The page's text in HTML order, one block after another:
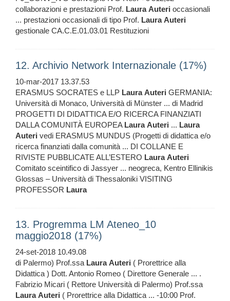
collaborazioni e prestazioni Prof. Laura Auteri occasionali
... prestazioni occasionali di tipo Prof. Laura Auteri
gestionale CA.C.E.01.03.01 Restituzioni
12. Archivio Network Internazionale (17%)
10-mar-2017 13.37.53
ERASMUS SOCRATES e LLP Laura Auteri GERMANIA:
Università di Monaco, Università di Münster ... di Madrid
PROGETTI DI DIDATTICA E/O RICERCA FINANZIATI
DALLA COMUNITÀ EUROPEA Laura Auteri ... Laura
Auteri vedi ERASMUS MUNDUS (Progetti di didattica e/o
ricerca finanziati dalla comunità ... DI COLLANE E
RIVISTE PUBBLICATE ALL’ESTERO Laura Auteri
Comitato sceintifico di Jassyer ... neogreca, Kentro Ellinikis
Glossas – Università di Thessaloniki VISITING
PROFESSOR Laura
13. Progremma LM Ateneo_10
maggio2018 (17%)
24-set-2018 10.49.08
di Palermo) Prof.ssa Laura Auteri ( Prorettrice alla
Didattica ) Dott. Antonio Romeo ( Direttore Generale ... .
Fabrizio Micari ( Rettore Università di Palermo) Prof.ssa
Laura Auteri ( Prorettrice alla Didattica ... -10:00 Prof.